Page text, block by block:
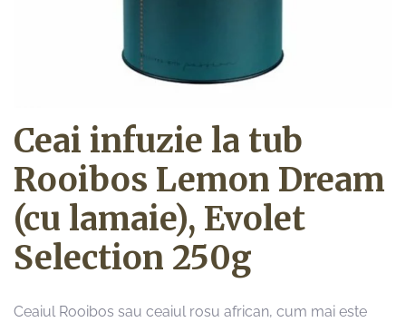
Ceai infuzie la tub
Rooibos Lemon Dream
(cu lamaie), Evolet
Selection 250g
Ceaiul Rooibos sau ceaiul rosu african, cum mai este